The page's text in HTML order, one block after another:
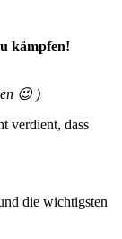
kämpfen!
😉 )
verdient, dass
die wichtigsten